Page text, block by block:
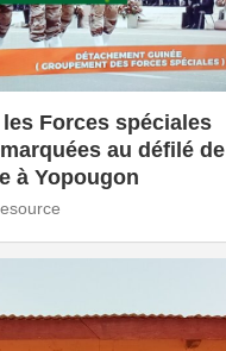
les Forces spéciales
au défilé de
à Yopougon